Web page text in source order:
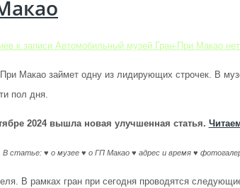
к записи Автомобильный музей Гран-При Макао нет
Макао займет одну из лидирующих строчек. В
пол дня.
2024 вышла новая улучшенная статья.
В статье: ♥ о музее ♥ о ГП Макао ♥ адрес и время ♥
В рамках гран при сегодня проводятся